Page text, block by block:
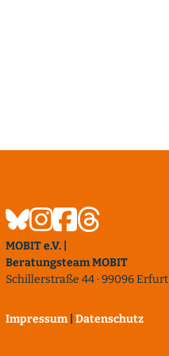
MOBIT e.V. |
Beratungsteam MOBIT
Schillerstraße 44 · 99096 Erfurt
Impressum Datenschutz